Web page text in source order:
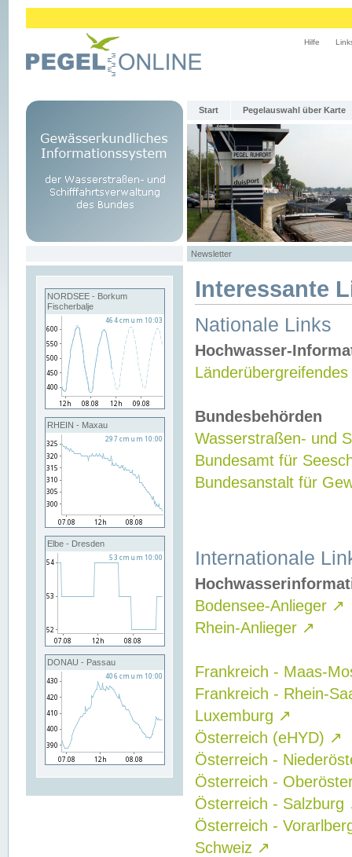
Hilfe
Start Pegelauswahl über Karte
Newsletter
NORDSEE - Borkum
Fischerbalje
RHEIN - Maxau
Elbe - Dresden
DONAU - Passau
Interessante
Nationale Links
Hochwasser-
Bundesbehörden
Wasserstraßen- und
Bundesamt für
Bundesanstalt für
Internationale
Bodensee-Anlieger ↗
Rhein-Anlieger ↗
Frankreich - Maas-
Frankreich - Rhein-
Luxemburg ↗
Österreich (eHYD) ↗
Österreich -
Österreich -
Österreich - Salzburg
Österreich -
Schweiz ↗